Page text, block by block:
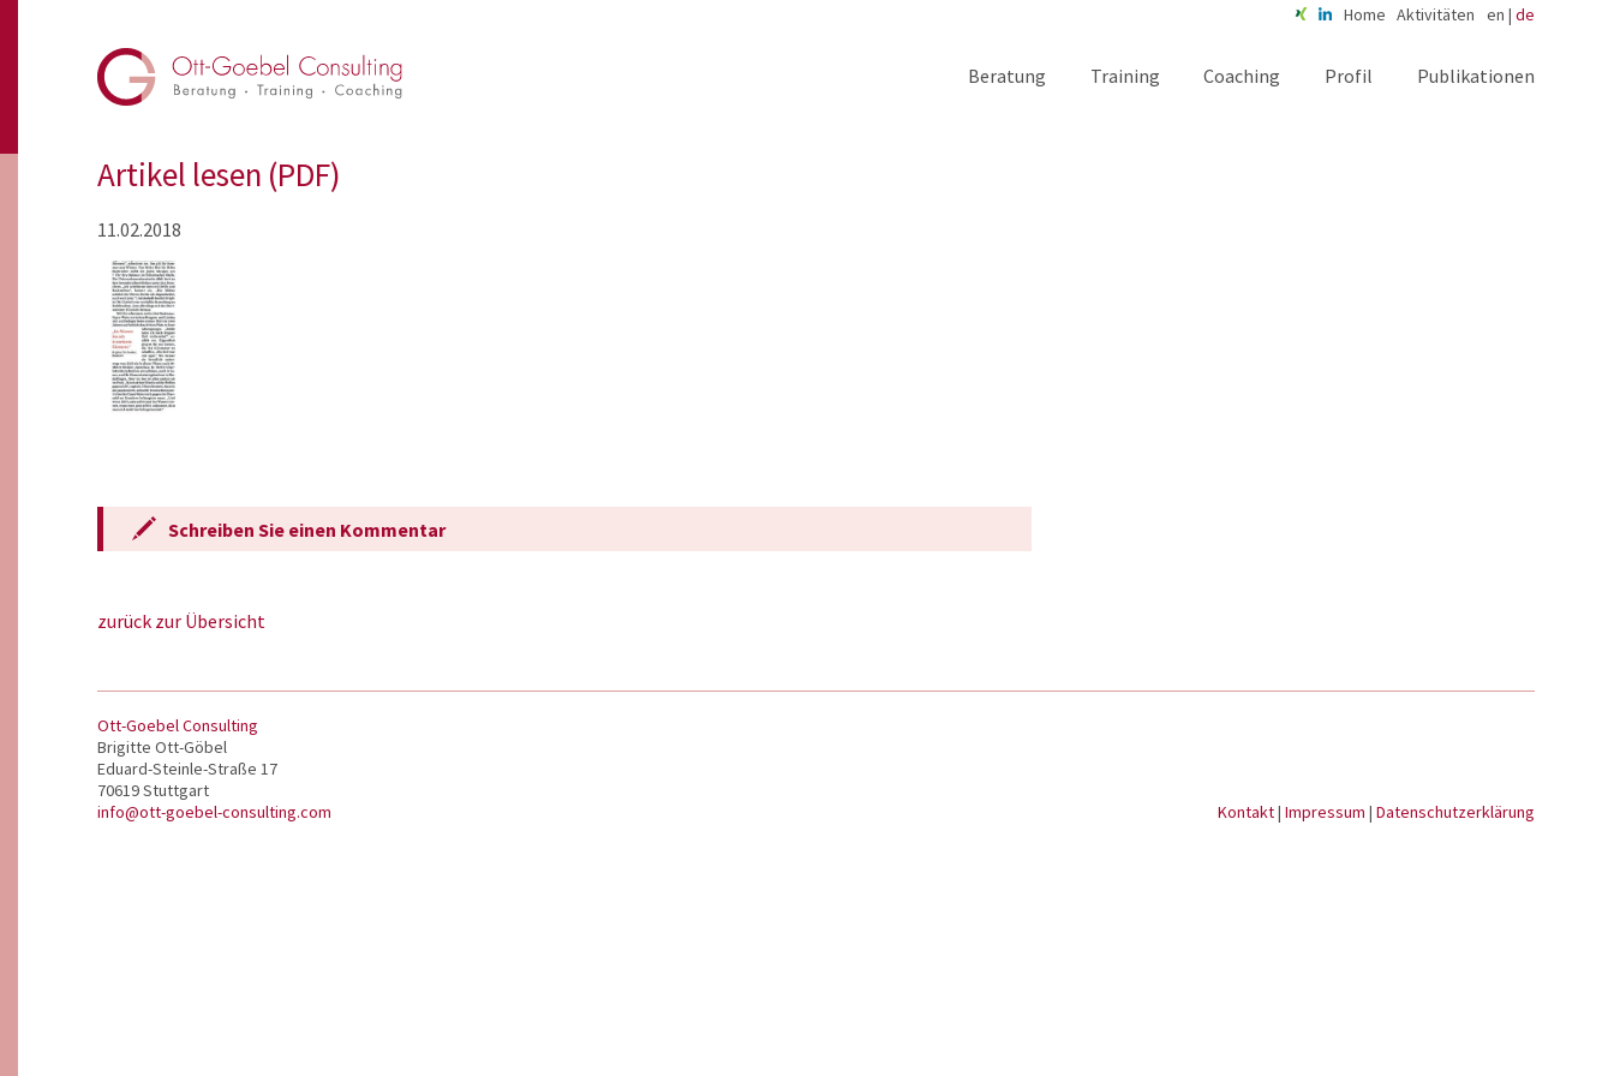
Home Aktivitäten en | de
Beratung Training Coaching Profil Publikationen
Artikel lesen (PDF)
11.02.2018
Schreiben Sie einen Kommentar
zurück zur Übersicht
Ott-Goebel Consulting
Brigitte Ott-Göbel
Eduard-Steinle-Straße 17
70619 Stuttgart
info@ott-goebel-consulting.com
Kontakt| Impressum | Datenschutzerklärung